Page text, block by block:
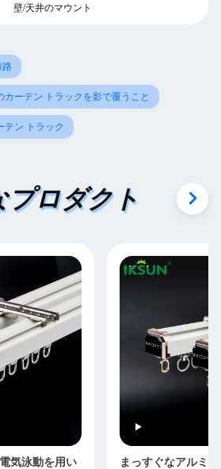
壁/天井のマウント
路
ーテン トラックを影で覆うこと
テン トラック
プロダクト
気泳動を用い
まっすぐなアルミ